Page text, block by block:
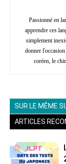
Passionné en
apprendre ces
simplement
donner
coréen, le
SUR LE MÊME
ARTICLES